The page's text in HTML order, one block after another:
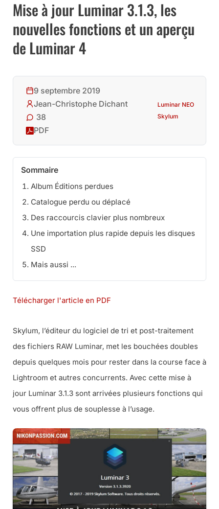
Mise à jour Luminar 3.1.3, les
nouvelles fonctions et un aperçu
de Luminar 4
9 septembre 2019
Jean-Christophe Dichant
38
PDF
Luminar NEO
Skylum
Sommaire
Album Éditions perdues
Catalogue perdu ou déplacé
Des raccourcis clavier plus nombreux
Une importation plus rapide depuis les disques
SSD
Mais aussi ...
Télécharger l'article en PDF
Skylum, l’éditeur du logiciel de tri et post-traitement
des fichiers RAW Luminar, met les bouchées doubles
depuis quelques mois pour rester dans la course face à
Lightroom et autres concurrents. Avec cette mise à
jour Luminar 3.1.3 sont arrivées plusieurs fonctions qui
vous offrent plus de souplesse à l’usage.